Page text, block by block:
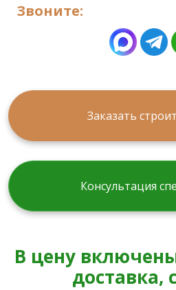
Звоните:
Заказать
Консультация
В цену
доставка,